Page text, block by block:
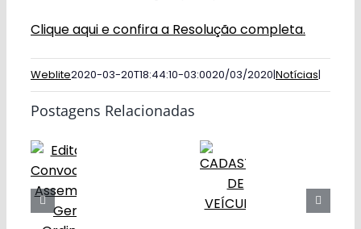
Obras
Contato
Clique aqui e confira a Resolução completa.
Weblite2020-03-20T18:44:10-03:0020/03/2020|Notícias|
Postagens Relacionadas